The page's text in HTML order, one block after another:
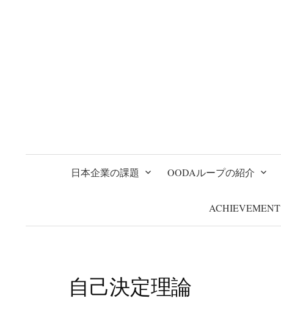
日本企業の課題 OODAループの紹介
ACHIEVEMENT
自己決定理論